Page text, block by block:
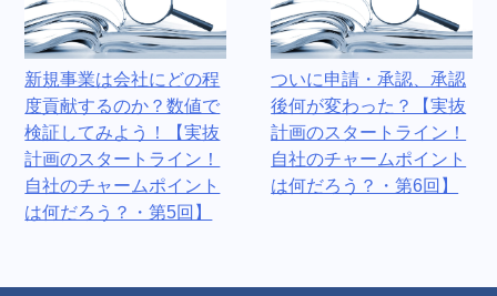
新規事業は会社にどの程
度貢献するのか？数値で
検証してみよう！【実抜
計画のスタートライン！
自社のチャームポイント
は何だろう？・第5回】
ついに申請・承認、承認
後何が変わった？【実抜
計画のスタートライン！
自社のチャームポイント
は何だろう？・第6回】